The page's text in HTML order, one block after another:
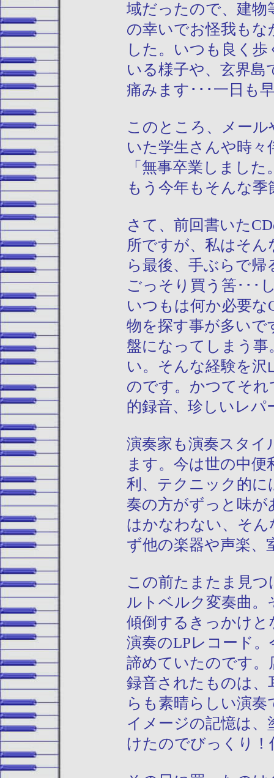
域だったので、建物
の幸いでお怪我も
した。いつも良く
いる様子や、玄界
痛みます･･･一日も
このところ、メー
いた学生さんや時
「無事卒業しまし
もう今年もそんな
さて、前回書いた
所ですが、私はそ
ら最後、手ぶらで
ごっそり買う筈･･･
いつもは何か必要
物を探す事が多いで
盤になってしまう
い。そんな経験を
のです。かつてそ
的録音、珍しいレパ
演奏家も演奏スタイ
ます。今は世の中
利、テクニック的に
奏の方がずっと味
はかなわない、そ
ず他の楽器や声楽、
この前たまたま見
ルトベルク変奏曲
傾倒するきっかけ
演奏のLPレコード
諦めていたのです。
録音されたものは、
らも素晴らしい演
イメージの記憶は
けたのでびっくり